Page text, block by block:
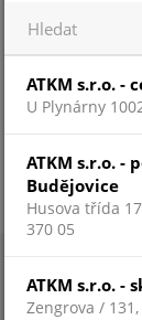
ATKM s.r.o. -
U Plynárny
ATKM s.r.o. -
Budějovice
Husova třída
370 05
ATKM s.r.o. -
Zengrova /